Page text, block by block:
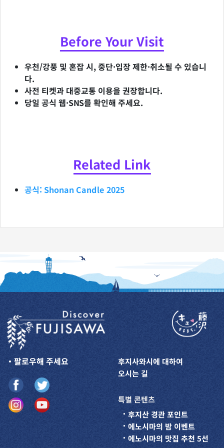
Before Your Visit
우천/강풍 및 혼잡 시, 중단·입장 제한·취소될 수 있습니
다.
사전 티켓과 대중교통 이용을 권장합니다.
당일 공식 웹·SNS를 확인해 주세요.
Related Link
공식: Shonan Candle 2025
후지사와시에 대하여
오시는 길
특별 콘텐츠
후지산 경관 포인트
에노시마의 밤 이벤트
에노시마의 맛집 추천 5선
・팔로우해 주세요